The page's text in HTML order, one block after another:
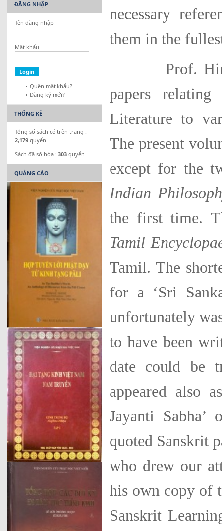
necessary
them in the
Prof.
papers
Literature to
The present
except for the
Indian
the first time.
Tamil
Tamil. The
for a ‘Sri
unfort­unately
to have been
date could be
appeared also
Jayanti
quoted Sanskrit
who drew our
his own copy of
Sanskrit
ĐĂNG NHẬP
Tên đăng nhập
Mật khẩu
Quên mật khẩu?
Đăng ký mới?
THỐNG KÊ
Tổng số sách có trên trang :
2,179 quyển
Sách đã số hóa : 303 quyển
QUẢNG CÁO